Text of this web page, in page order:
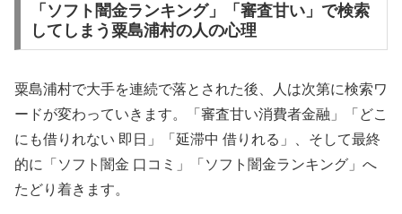
「ソフト闇金ランキング」「審査甘い」で検索
してしまう粟島浦村の人の心理
粟島浦村で大手を連続で落とされた後、人は次第に検索ワ
ードが変わっていきます。「審査甘い消費者金融」「どこ
にも借りれない 即日」「延滞中 借りれる」、そして最終
的に「ソフト闇金 口コミ」「ソフト闇金ランキング」へ
たどり着きます。